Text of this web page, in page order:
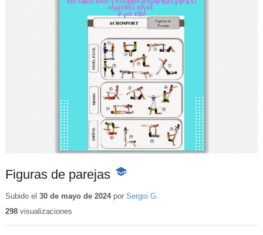
Figuras de parejas -
educativo
Subido el 30 de mayo de 2024por Sergio G.
298visualizaciones